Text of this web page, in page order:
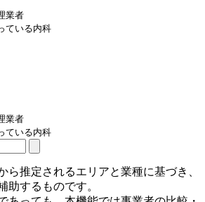
業者
ている内科
業者
ている内科
推定されるエリアと業種に基づき、
助するものです。